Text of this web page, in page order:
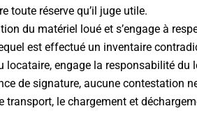
toute réserve qu’il juge utile.
du matériel loué et s’engage à
est effectué un inventaire
engage la responsabilité
de signature, aucune contestation
le chargement et